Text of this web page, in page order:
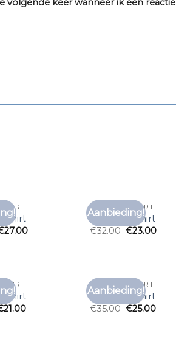
volgende keer wanneer ik een reactie
SHIRT
shirt
27.00
Aanbieding!
MY BRAND SHIRT
my brand shirt
€32.00 €23.00
SHIRT
shirt
21.00
Aanbieding!
MY BRAND SHIRT
my brand shirt
€35.00 €25.00